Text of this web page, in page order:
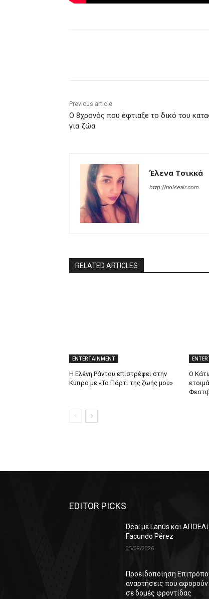
Previous article
Ο 8χρονός που έφτιαξε το δικό του
για ζώα
Έλενα Τσικκά
http://noiseair.com
RELATED ARTICLES
ENTERTAINMENT
Η Ελένη Ράντου επιστρέφει στην
Κύπρο με «Το Πάρτι της ζωής μου»
Ο
EDITOR PICKS
Deal με Lanús και
Facundo Pérez
05/08/2026
Προειδοποίηση
αναρτήσεις που αφορούν
σε δομές φροντίδας